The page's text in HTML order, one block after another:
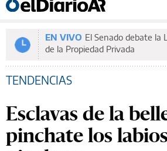
EN VIVO El Senado debate la
de la Propiedad Privada
TENDENCIAS
Esclavas de la
pinchate los